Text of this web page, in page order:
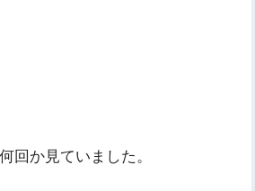
回か見ていました。